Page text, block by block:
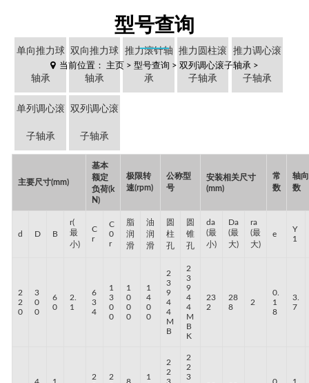
型号查询
当前位置： 主页 > 型号查询 > 双列调心滚子轴承 >
单向推力球
轴承
双向推力球
轴承
推力滚针轴
承
推力圆柱滚
子轴承
推力调心滚
子轴承
单列调心滚
子轴承
双列调心滚
子轴承
主要尺寸(mm)
基本
额定
负荷(k
N)
极限转
速(rpm)
公称型
号
安装相关尺寸
(mm)
常
数
轴
数
d D B
r(
最
小)
C
r
C
0
r
脂
润
滑
油
润
滑
圆
柱
孔
圆
锥
孔
da
(最
小)
Da
(最
大)
ra
(最
大)
e
Y
1
2
2
0
3
0
0
6
0
2.
1
6
3
4
1
3
0
0
1
0
0
0
1
4
0
0
2
3
9
4
4
M
B
2
3
9
4
4
M
B
K
23
2
28
8
2
0.
1
8
3.
7
4
1
2
2
8
1
2
2
3
2
2
3
0.
1.